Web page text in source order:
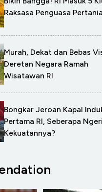
Raksasa Penguasa
Murah, Dekat dan Bebas
Deretan Negara Ramah
Wisatawan RI
Bongkar Jeroan Kapal
Pertama RI, Seberapa Ngeri
Kekuatannya?